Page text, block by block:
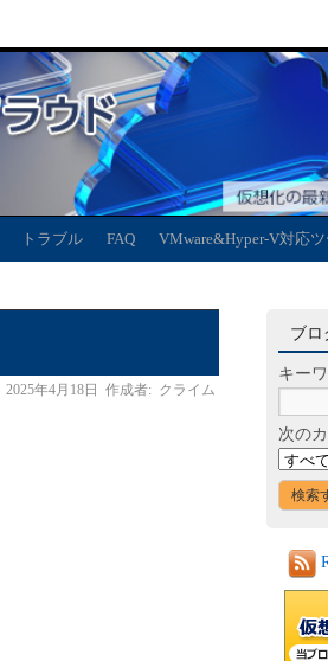
トラブル FAQ VMware&Hyper-V対応
2025年4月18日 作成者: クライム
ブロ
キー
次の